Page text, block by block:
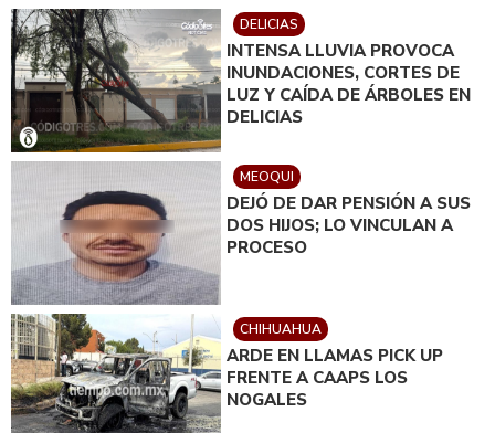
DELICIAS
INTENSA LLUVIA PROVOCA
INUNDACIONES, CORTES DE
LUZ Y CAÍDA DE ÁRBOLES EN
DELICIAS
MEOQUI
DEJÓ DE DAR PENSIÓN A SUS
DOS HIJOS; LO VINCULAN A
PROCESO
CHIHUAHUA
ARDE EN LLAMAS PICK UP
FRENTE A CAAPS LOS
NOGALES